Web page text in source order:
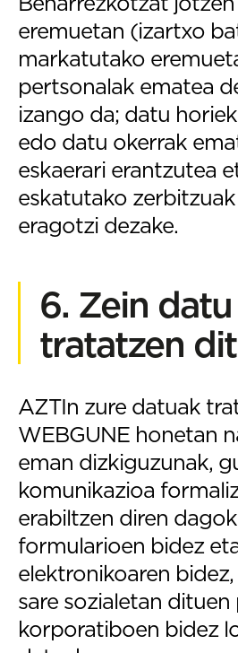
eremuetan (izartxo
markatutako
pertsonalak ematea
izango da; datu
edo datu okerrak
eskaerari erantzutea
eskatutako
eragotzi dezake.
6. Zein
tratatzen
AZTIn zure datuak
WEBGUNE honetan
eman dizkiguzunak,
komunikazioa
erabiltzen diren
formularioen bidez
elektronikoaren
sare sozialetan dituen
korporatiboen bidez